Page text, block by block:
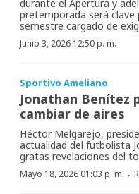
durante el Apertura y
pretemporada será
semestre cargado de
Junio 3, 2026 12:50 p. m.
Sportivo Ameliano
Jonathan Benítez
cambiar de aires
Héctor Melgarejo,
actualidad del futbolista
gratas revelaciones del
Mayo 18, 2026 01:03 p. m. ·